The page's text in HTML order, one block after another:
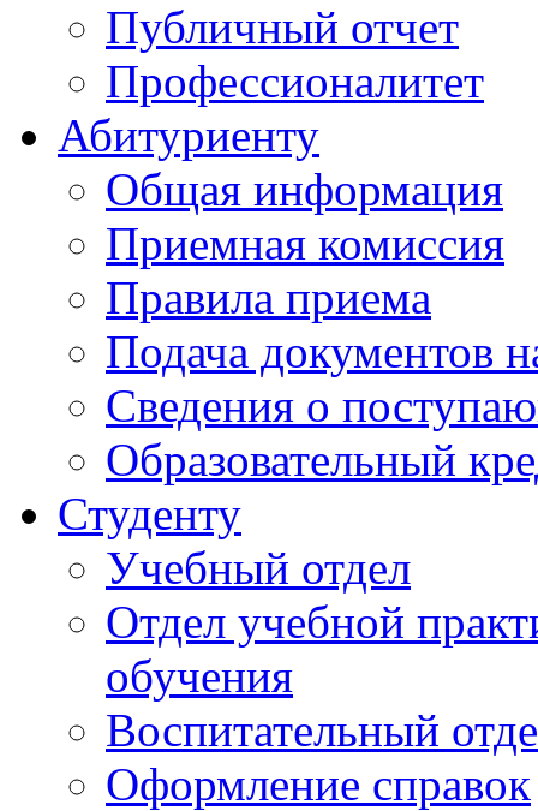
Публичный отчет
Профессионалитет
Абитуриенту
Общая информация
Приемная комиссия
Правила приема
Подача документов
Сведения о
Образовательный
Студенту
Учебный отдел
Отдел учебной
обучения
Воспитательный
Оформление справок